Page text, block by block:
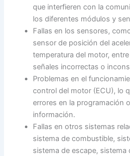
que interfieren con la
los diferentes módulos y
Fallas en los sensores,
sensor de posición del
temperatura del motor,
señales incorrectas o
Problemas en el
control del motor (ECU), lo
errores en la programación
información.
Fallas en otros sistemas
sistema de combustible,
sistema de escape, sistema